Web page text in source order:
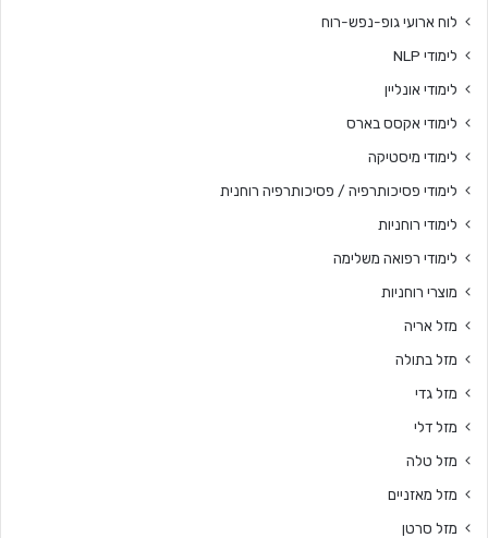
לוח ארועי גופ-נפש-רוח
לימודי NLP
לימודי אונליין
לימודי אקסס בארס
לימודי מיסטיקה
לימודי פסיכותרפיה / פסיכותרפיה רוחנית
לימודי רוחניות
לימודי רפואה משלימה
מוצרי רוחניות
מזל אריה
מזל בתולה
מזל גדי
מזל דלי
מזל טלה
מזל מאזניים
מזל סרטן